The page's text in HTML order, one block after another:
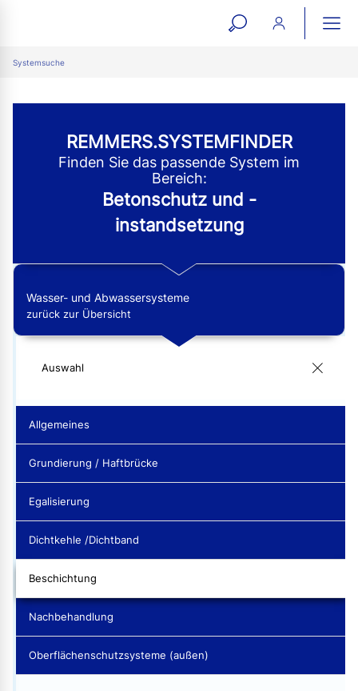
open
Systemsuche
REMMERS.SYSTEMFINDER
Finden Sie das passende System im
Bereich:
Betonschutz und -
instandsetzung
Wasser- und Abwassersysteme
zurück zur Übersicht
Auswahl
Allgemeines
Grundierung / Haftbrücke
Egalisierung
Dichtkehle /Dichtband
Beschichtung
Nachbehandlung
Oberflächenschutzsysteme (außen)